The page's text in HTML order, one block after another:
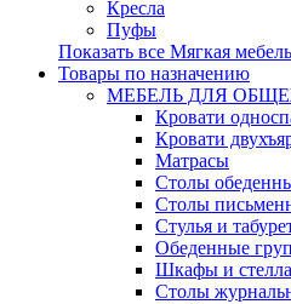
Кресла
Пуфы
Показать все Мягкая мебель
Товары по назначению
МЕБЕЛЬ ДЛЯ
Кровати
Кровати
Матрасы
Столы
Столы
Стулья и
Обеденные
Шкафы и
Столы